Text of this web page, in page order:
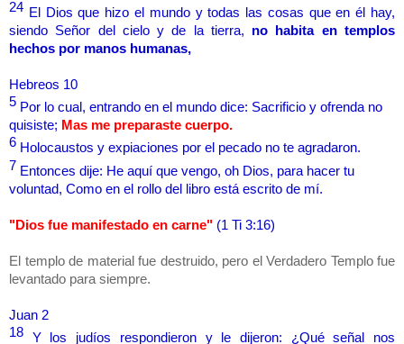
24 El Dios que hizo el mundo y todas las cosas que en él hay,
siendo Señor del cielo y de la tierra, no habita en templos
hechos por manos humanas,
Hebreos 10
5 Por lo cual, entrando en el mundo dice: Sacrificio y ofrenda no
quisiste; Mas me preparaste cuerpo.
6 Holocaustos y expiaciones por el pecado no te agradaron.
7 Entonces dije: He aquí que vengo, oh Dios, para hacer tu
voluntad, Como en el rollo del libro está escrito de mí.
"Dios fue manifestado en carne" (1 Ti 3:16)
El templo de material fue destruido, pero el Verdadero Templo fue
levantado para siempre.
Juan 2
18 Y los judíos respondieron y le dijeron: ¿Qué señal nos